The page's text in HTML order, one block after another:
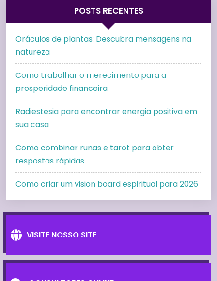
POSTS RECENTES
Oráculos de plantas: Descubra mensagens na
natureza
Como trabalhar o merecimento para a
prosperidade financeira
Radiestesia para encontrar energia positiva em
sua casa
Como combinar runas e tarot para obter
respostas rápidas
Como criar um vision board espiritual para 2026
VISITE NOSSO SITE